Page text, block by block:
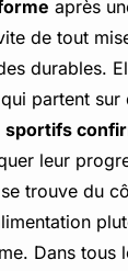
après
de tout
durables.
partent sur
sportifs
leur
trouve du
Dans tous